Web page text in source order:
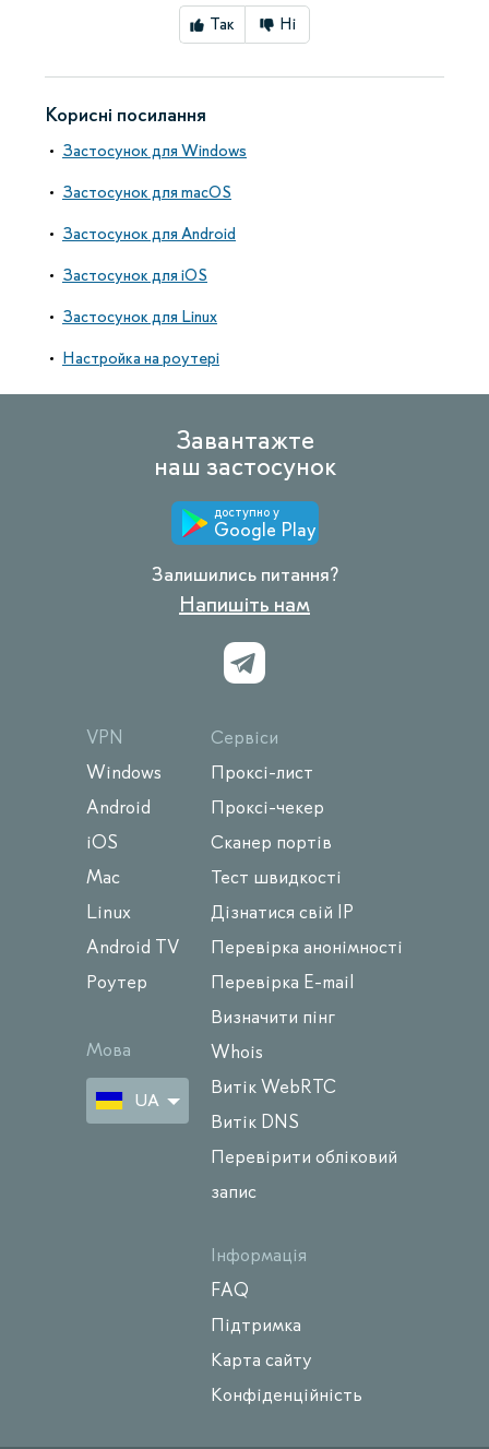
Так Ні
Корисні посилання
Застосунок для Windows
Застосунок для macOS
Застосунок для Android
Застосунок для iOS
Застосунок для Linux
Настройка на роутері
Завантажте
наш застосунок
доступно у
Google Play
Залишились питання?
Напишіть нам
VPN
Windows
Android
iOS
Mac
Linux
Android TV
Роутер
Мова
UA
Сервіси
Проксі-лист
Проксі-чекер
Сканер портів
Тест швидкості
Дізнатися свій IP
Перевірка анонімності
Перевірка E-mail
Визначити пінг
Whois
Витік WebRTC
Витік DNS
Перевірити обліковий
запис
Інформація
FAQ
Підтримка
Карта сайту
Конфіденційність